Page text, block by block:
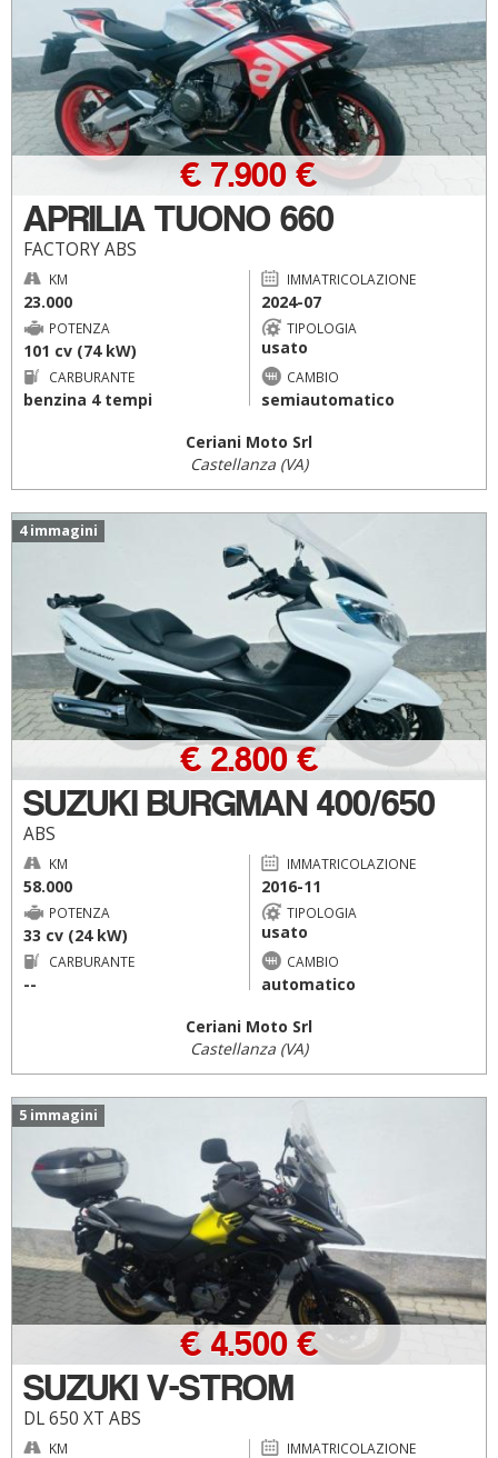
APRILIA TUONO 660
FACTORY ABS
€ 7.900 €
KM
23.000
IMMATRICOLAZIONE
2024-07
POTENZA
101 cv (74 kW)
TIPOLOGIA
usato
CARBURANTE
benzina 4 tempi
CAMBIO
semiautomatico
Ceriani Moto Srl
Castellanza (VA)
4 immagini
SUZUKI BURGMAN 400/650
ABS
€ 2.800 €
KM
58.000
IMMATRICOLAZIONE
2016-11
POTENZA
33 cv (24 kW)
TIPOLOGIA
usato
CARBURANTE
--
CAMBIO
automatico
Ceriani Moto Srl
Castellanza (VA)
5 immagini
SUZUKI V-STROM
DL 650 XT ABS
€ 4.500 €
KM IMMATRICOLAZIONE